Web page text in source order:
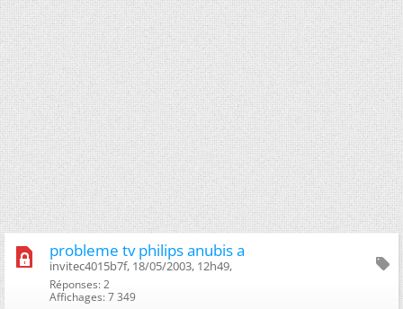
probleme tv philips anubis a
invitec4015b7f, 18/05/2003, 12h49, ‎
Réponses: 2
Affichages: 7 349